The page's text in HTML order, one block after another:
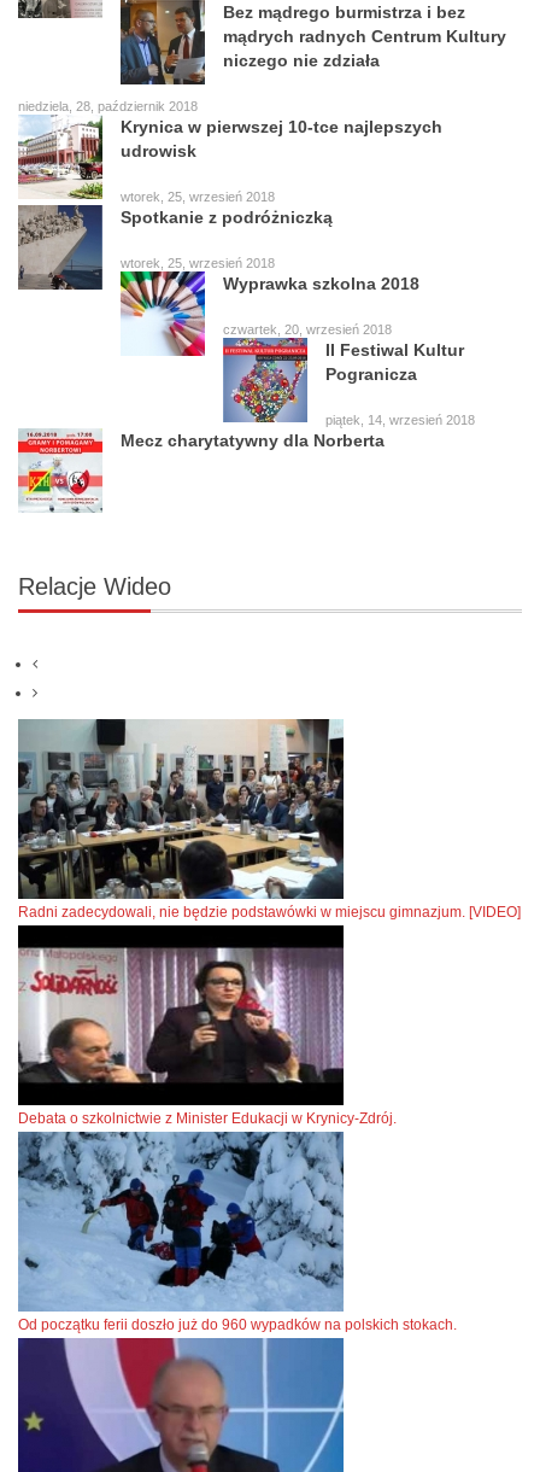
Bez mądrego burmistrza i bez
mądrych radnych Centrum Kultury
niczego nie zdziała
niedziela, 28, październik 2018
Krynica w pierwszej 10-tce najlepszych
udrowisk
wtorek, 25, wrzesień 2018
Spotkanie z podróżniczką
wtorek, 25, wrzesień 2018
Wyprawka szkolna 2018
czwartek, 20, wrzesień 2018
II Festiwal Kultur
Pogranicza
piątek, 14, wrzesień 2018
Mecz charytatywny dla Norberta
Relacje Wideo
Radni zadecydowali, nie będzie podstawówki w miejscu gimnazjum. [VIDEO]
Debata o szkolnictwie z Minister Edukacji w Krynicy-Zdrój.
Od początku ferii doszło już do 960 wypadków na polskich stokach.